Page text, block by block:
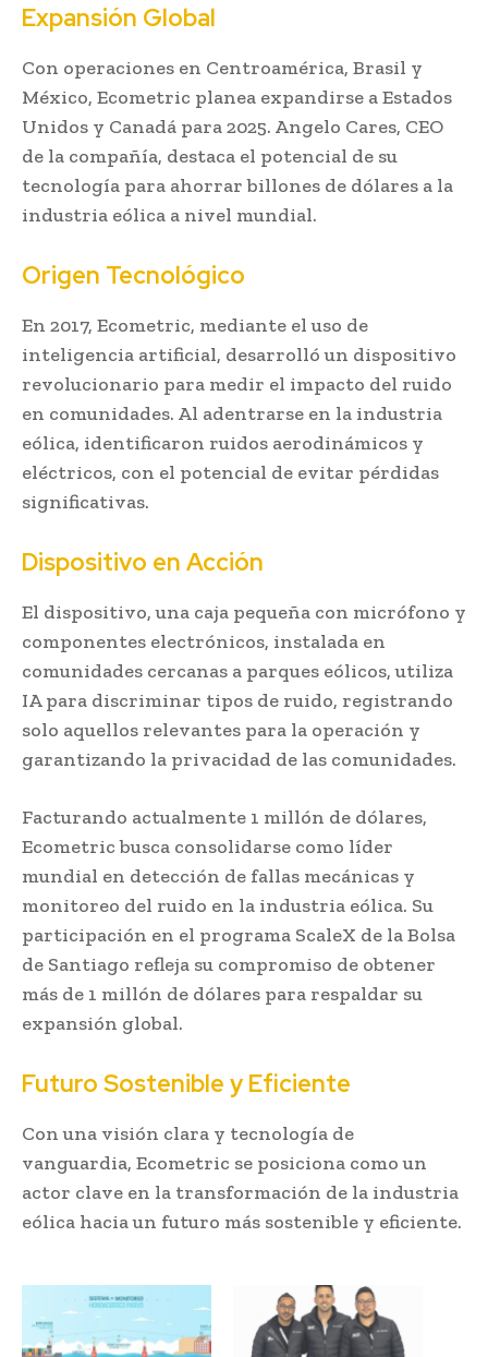
Expansión Global
Con operaciones en Centroamérica, Brasil y
México, Ecometric planea expandirse a Estados
Unidos y Canadá para 2025. Angelo Cares, CEO
de la compañía, destaca el potencial de su
tecnología para ahorrar billones de dólares a la
industria eólica a nivel mundial.
Origen Tecnológico
En 2017, Ecometric, mediante el uso de
inteligencia artificial, desarrolló un dispositivo
revolucionario para medir el impacto del ruido
en comunidades. Al adentrarse en la industria
eólica, identificaron ruidos aerodinámicos y
eléctricos, con el potencial de evitar pérdidas
significativas.
Dispositivo en Acción
El dispositivo, una caja pequeña con micrófono y
componentes electrónicos, instalada en
comunidades cercanas a parques eólicos, utiliza
IA para discriminar tipos de ruido, registrando
solo aquellos relevantes para la operación y
garantizando la privacidad de las comunidades.
Facturando actualmente 1 millón de dólares,
Ecometric busca consolidarse como líder
mundial en detección de fallas mecánicas y
monitoreo del ruido en la industria eólica. Su
participación en el programa ScaleX de la Bolsa
de Santiago refleja su compromiso de obtener
más de 1 millón de dólares para respaldar su
expansión global.
Futuro Sostenible y Eficiente
Con una visión clara y tecnología de
vanguardia, Ecometric se posiciona como un
actor clave en la transformación de la industria
eólica hacia un futuro más sostenible y eficiente.